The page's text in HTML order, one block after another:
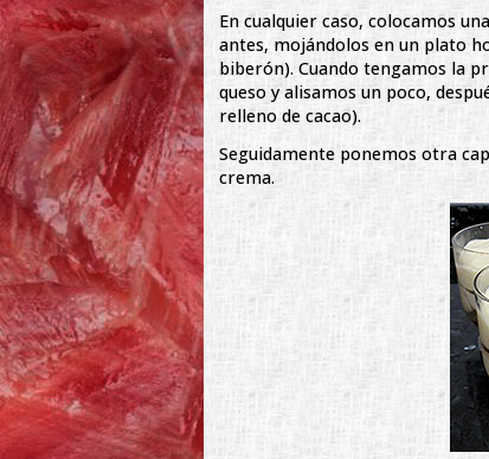
En cualquier caso, colocamos
antes, mojándolos en un plato
biberón). Cuando tengamos la
queso y alisamos un poco,
relleno de cacao).
Seguidamente ponemos otra
crema.